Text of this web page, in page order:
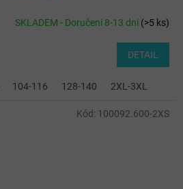
SKLADEM - Doručení 8-13 dní(>5 ks)
DETAIL
104-116 128-140 2XL-3XL
Kód: 100092.600-2XS